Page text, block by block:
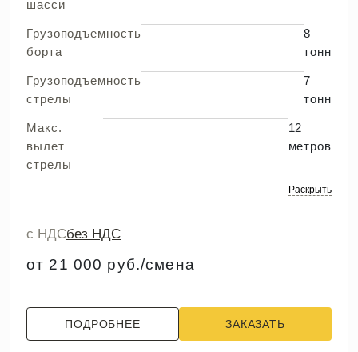
шасси
Грузоподъемность
борта
8
тонн
Грузоподъемность
стрелы
7
тонн
Макс.
вылет
стрелы
12
метров
Раскрыть
с НДСбез НДС
от 21 000 руб./смена
ПОДРОБНЕЕ ЗАКАЗАТЬ